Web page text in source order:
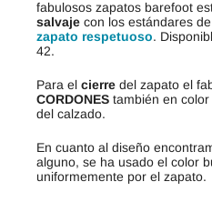
fabulosos zapatos barefoot
salvaje con los estándares de
zapato respetuoso.
42.
Para el cierre del zapato el
CORDONES también en
del calzado.
En cuanto al diseño
alguno, se ha usado el color
uniformemente por el zapato.